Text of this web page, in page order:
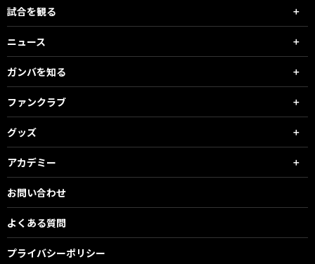
試合を観る
ニュース
ガンバを知る
ファンクラブ
グッズ
アカデミー
お問い合わせ
よくある質問
プライバシーポリシー